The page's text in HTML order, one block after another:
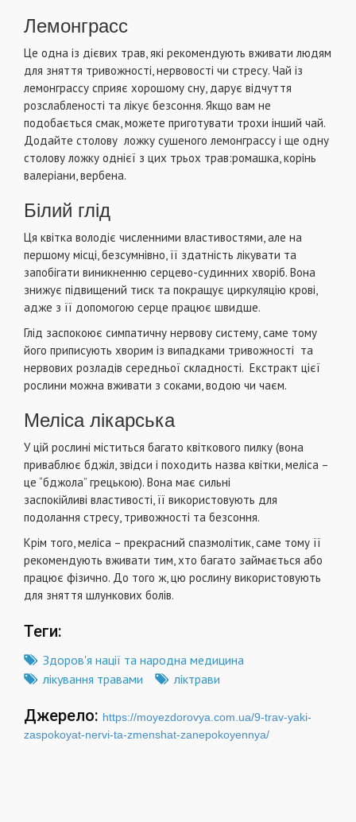
Лемонграсс
Це одна із дієвих трав, які рекомендують вживати людям
для зняття тривожності, нервовості чи стресу. Чай із
лемонграссу сприяє хорошому сну, дарує відчуття
розслабленості та лікує безсоння. Якщо вам не
подобається смак, можете приготувати трохи інший чай.
Додайте столову ложку сушеного лемонграссу і ще одну
столову ложку однієї з цих трьох трав:ромашка, корінь
валеріани, вербена.
Білий глід
Ця квітка володіє численними властивостями, але на
першому місці, безсумнівно, її здатність лікувати та
запобігати виникненню серцево-судинних хворіб. Вона
знижує підвищений тиск та покращує циркуляцію крові,
адже з її допомогою серце працює швидше.
Глід заспокоює симпатичну нервову систему, саме тому
його приписують хворим із випадками тривожності та
нервових розладів середньої складності. Екстракт цієї
рослини можна вживати з соками, водою чи чаєм.
Меліса лікарська
У цій рослині міститься багато квіткового пилку (вона
приваблює бджіл, звідси і походить назва квітки, меліса –
це “бджола” грецькою). Вона має сильні
заспокійливі властивості, її використовують для
подолання стресу, тривожності та безсоння.
Крім того, меліса – прекрасний спазмолітик, саме тому її
рекомендують вживати тим, хто багато займається або
працює фізично. До того ж, цю рослину використовують
для зняття шлункових болів.
Теги:
Здоров'я нації та народна медицина
лікування травами
ліктрави
Джерело: https://moyezdorovya.com.ua/9-trav-yaki-
zaspokoyat-nervi-ta-zmenshat-zanepokoyennya/